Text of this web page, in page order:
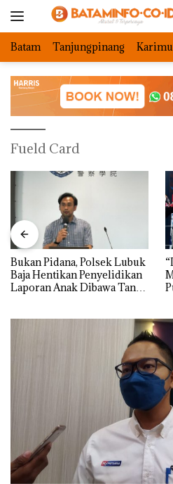
Batam Tanjungpinang
Fueld Card
Bukan Pidana, Polsek Lubuk
Baja Hentikan Penyelidikan
Laporan Anak Dibawa Tanpa